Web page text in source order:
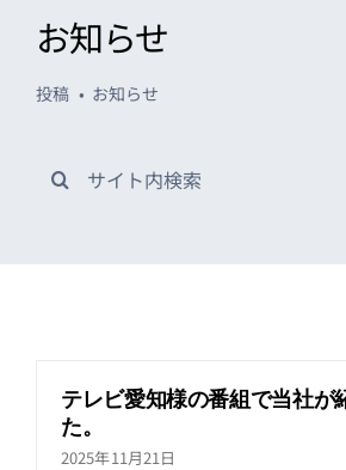
リクルート
お問い合わせ
お知らせ
投稿 お知らせ
検
テレビ愛知様の番組で当社が
た。
2025年11月21日